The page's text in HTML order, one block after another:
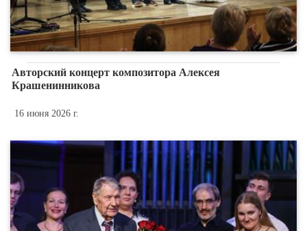
Авторский концерт композитора Алексея
Крашенинникова
16 июня 2026 г.